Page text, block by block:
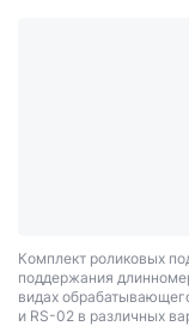
Комплект роликовых
поддержания
видах
и RS-02 в различных